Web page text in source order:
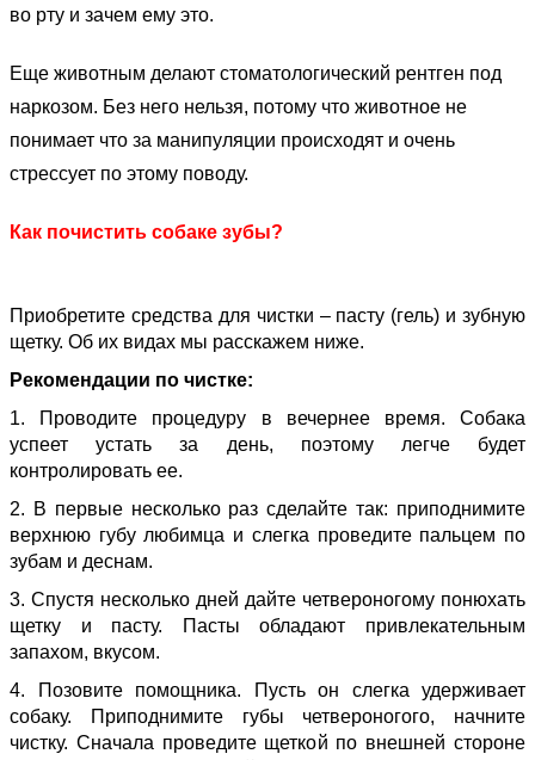
во рту и зачем ему это.
Еще животным делают стоматологический рентген под
наркозом. Без него нельзя, потому что животное не
понимает что за манипуляции происходят и очень
стрессует по этому поводу.
Как почистить собаке зубы?
Приобретите средства для чистки – пасту (гель) и зубную
щетку. Об их видах мы расскажем ниже.
Рекомендации по чистке:
1. Проводите процедуру в вечернее время. Собака
успеет устать за день, поэтому легче будет
контролировать ее.
2. В первые несколько раз сделайте так: приподнимите
верхнюю губу любимца и слегка проведите пальцем по
зубам и деснам.
3. Спустя несколько дней дайте четвероногому понюхать
щетку и пасту. Пасты обладают привлекательным
запахом, вкусом.
4. Позовите помощника. Пусть он слегка удерживает
собаку. Приподнимите губы четвероногого, начните
чистку. Сначала проведите щеткой по внешней стороне